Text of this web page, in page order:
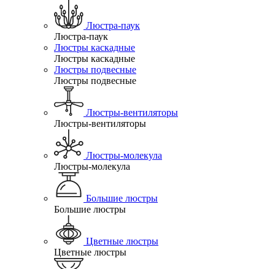
Люстра-паук
Люстра-паук
Люстры каскадные
Люстры каскадные
Люстры подвесные
Люстры подвесные
Люстры-вентиляторы
Люстры-вентиляторы
Люстры-молекула
Люстры-молекула
Большие люстры
Большие люстры
Цветные люстры
Цветные люстры